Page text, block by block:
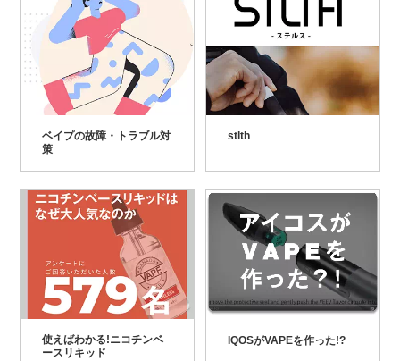
ベイプの故障・トラブル対
策
stlth
使えばわかる!ニコチンベ
ースリキッド
IQOSがVAPEを作った!?